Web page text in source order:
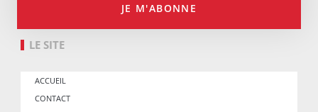
JE M'ABONNE
LE SITE
ACCUEIL
CONTACT